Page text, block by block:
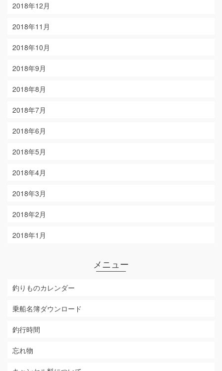
2018年12月
2018年11月
2018年10月
2018年9月
2018年8月
2018年7月
2018年6月
2018年5月
2018年4月
2018年3月
2018年2月
2018年1月
メニュー
釣りものカレンダー
乗船名簿ダウンロード
釣行時間
忘れ物